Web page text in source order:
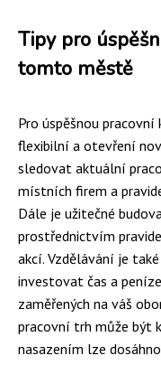
Tipy pro
tomto městě
Pro úspěšnou
flexibilní a otevření
sledovat aktuální
místních firem a
Dále je užitečné
prostřednictvím
akcí. Vzdělávání je
investovat čas a
zaměřených na váš
pracovní trh může být
nasazením lze